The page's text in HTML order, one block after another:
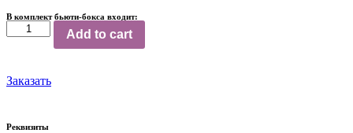
В комплект бьюти-бокса входит:
Роликовый
массажер
из
цвет
Add to cart
Заказать
Реквизиты